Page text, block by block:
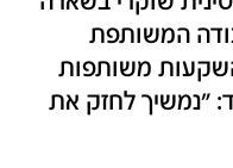
המשותפת
משותפות
"נמשיך לחזק את